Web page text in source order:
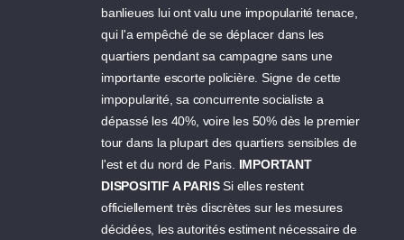
banlieues lui ont valu une impopularité tenace,
qui l'a empêché de se déplacer dans les
quartiers pendant sa campagne sans une
importante escorte policière. Signe de cette
impopularité, sa concurrente socialiste a
dépassé les 40%, voire les 50% dès le premier
tour dans la plupart des quartiers sensibles de
l'est et du nord de Paris. IMPORTANT
DISPOSITIF A PARISSi elles restent
officiellement très discrètes sur les mesures
décidées, les autorités estiment nécessaire de